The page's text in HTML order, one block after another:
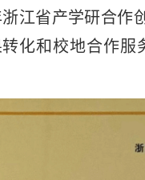
江省产学研合作
化和校地合作服